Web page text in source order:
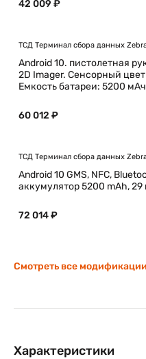
42 009 ₽
ТСД Терминал сбора данных
Android 10. пистолетная
2D Imager. Сенсорный
Емкость батареи: 5200
60 012 ₽
ТСД Терминал сбора данных
Android 10 GMS, NFC,
аккумулятор 5200 mAh,
72 014 ₽
Смотреть все
Характеристики